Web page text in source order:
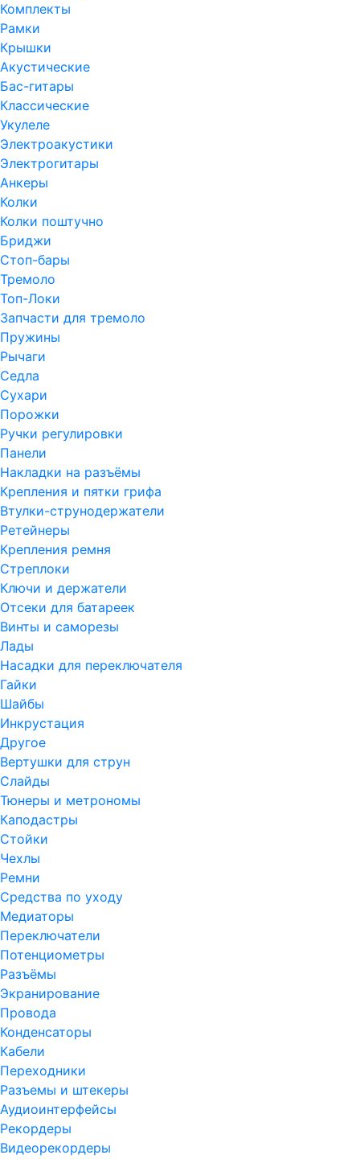
Комплекты
Рамки
Крышки
Акустические
Бас-гитары
Классические
Укулеле
Электроакустики
Электрогитары
Анкеры
Колки
Колки поштучно
Бриджи
Стоп-бары
Тремоло
Топ-Локи
Запчасти для тремоло
Пружины
Рычаги
Седла
Сухари
Порожки
Ручки регулировки
Панели
Накладки на разъёмы
Крепления и пятки грифа
Втулки-струнодержатели
Ретейнеры
Крепления ремня
Стреплоки
Ключи и держатели
Отсеки для батареек
Винты и саморезы
Лады
Насадки для переключателя
Гайки
Шайбы
Инкрустация
Другое
Вертушки для струн
Слайды
Тюнеры и метрономы
Каподастры
Стойки
Чехлы
Ремни
Средства по уходу
Медиаторы
Переключатели
Потенциометры
Разъёмы
Экранирование
Провода
Конденсаторы
Кабели
Переходники
Разъемы и штекеры
Аудиоинтерфейсы
Рекордеры
Видеорекордеры